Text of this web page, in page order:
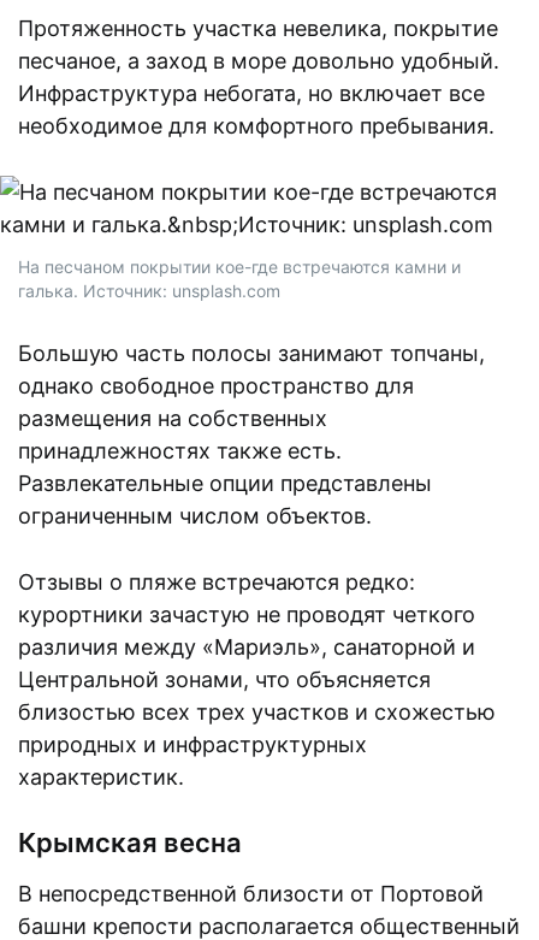
Протяженность участка невелика, покрытие
песчаное, а заход в море довольно удобный.
Инфраструктура небогата, но включает все
необходимое для комфортного пребывания.
На песчаном покрытии кое-где встречаются камни и
галька. Источник: unsplash.com
Большую часть полосы занимают топчаны,
однако свободное пространство для
размещения на собственных
принадлежностях также есть.
Развлекательные опции представлены
ограниченным числом объектов.
Отзывы о пляже встречаются редко:
курортники зачастую не проводят четкого
различия между «Мариэль», санаторной и
Центральной зонами, что объясняется
близостью всех трех участков и схожестью
природных и инфраструктурных
характеристик.
Крымская весна
В непосредственной близости от Портовой
башни крепости располагается общественный